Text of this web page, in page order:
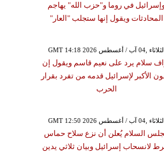
في روما و"حزب الله" يهاجم
المحادثات ويقول إنها ستجلب "العار"
GMT 14:18 2026 الثلاثاء ,04 آب / أغسطس
سلام يرد على نعيم قاسم ويقول إن
الأكبر لإسرائيل قدمه من تفرد بقرار
الحرب
GMT 12:50 2026 الثلاثاء ,04 آب / أغسطس
السلام يُعلن أن نزع سلاح حماس
لانسحاب إسرائيل وبيان ثلاثي يدين